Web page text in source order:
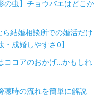
の虫】チョウバエはどこか
結婚相談所での婚活だけ
成婚しやすさ0】
ココアのおかげ…かもしれ
聴時の流れを簡単に解説